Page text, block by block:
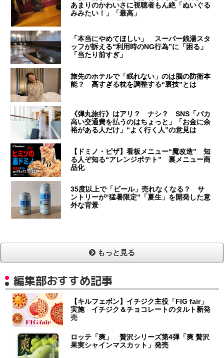
あまりのかわいさに視聴者もん絶「ぬいぐる
みみたい！」「最高」
「本当にやめてほしい」 スーパー銭湯スタ
ッフが訴える“利用時のNG行為”に「困る」
「当たり前すぎ」
旅先のホテルで「眠れない」のは脳の防衛本
能？ 高すぎる枕を調整する“裏技”とは
《弾丸旅行》はアリ？ ナシ？ SNS「バカ
高い交通費を払うのはちょっと」「お金に余
裕がある人だけ」“よく行く人”の意見は
【ドミノ・ピザ】看板メニュー“魔改造” 知
る人ぞ知る“アレンジポテト” 裏メニュー商
品化
35度以上で「ビール」売れなくなる？ サ
ントリーが“猛暑限定”「夏生」を開発した意
外な背景
もっと見る
編集部おすすめ記事
【キルフェボン】イチジク主役「FIG fair」
実施 イチジク＆チョコレートのタルト新発
売
ロッテ「爽」 贅沢シリーズ第4弾「爽 贅沢
果実シャインマスカット」発売